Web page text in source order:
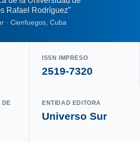
Rafael Rodríguez”
· Cienfuegos, Cuba
ISSN IMPRESO
2519-7320
DE
ENTIDAD EDITORA
Universo Sur